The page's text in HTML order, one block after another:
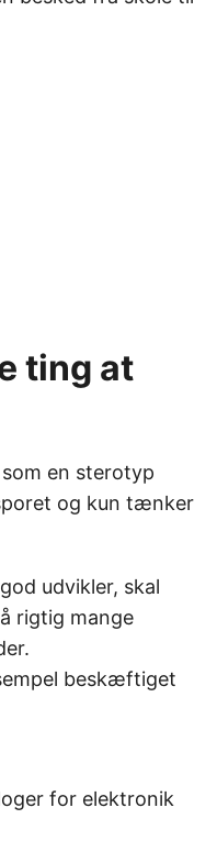
ting at
en sterotyp
og kun tænker
udvikler, skal
rigtig mange
beskæftiget
for elektronik